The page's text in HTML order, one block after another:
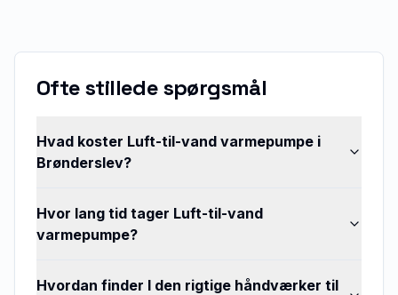
Ofte stillede spørgsmål
Hvad koster Luft-til-vand varmepumpe i
Brønderslev?
Hvor lang tid tager Luft-til-vand
varmepumpe?
Hvordan finder I den rigtige håndværker til